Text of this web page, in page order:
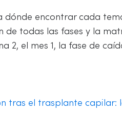
dónde encontrar cada
de todas las fases y la
2, el mes 1, la fase de
tras el trasplante capilar: